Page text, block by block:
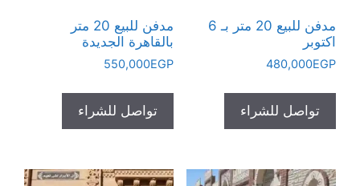
مدفن للبيع 20 متر بـ 6
اكتوبر
480,000EGP
تواصل للشراء
مدفن للبيع 20 متر
بالقاهرة الجديدة
550,000EGP
تواصل للشراء